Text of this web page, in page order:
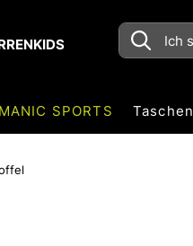
KIDS
SPORTS Taschen